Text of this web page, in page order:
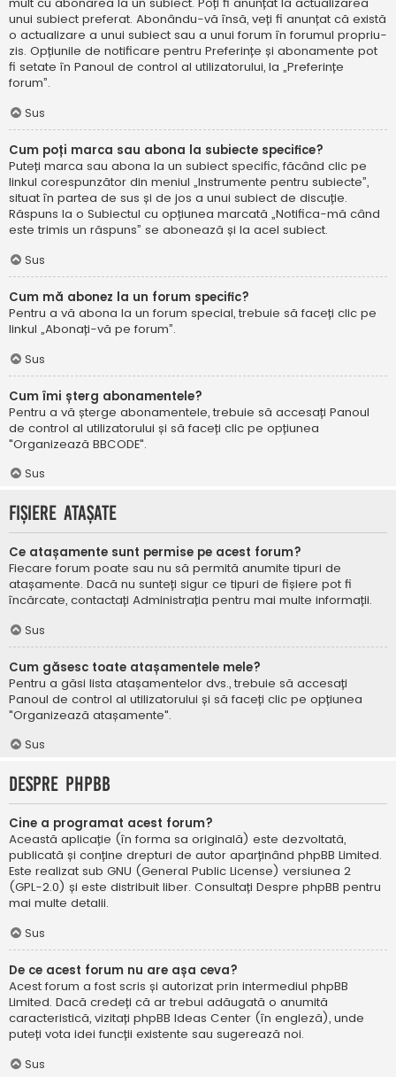
mult cu abonarea la un subiect. Poți fi anunțat la actualizarea
unui subiect preferat. Abonându-vă însă, veți fi anunțat că există
o actualizare a unui subiect sau a unui forum în forumul propriu-
zis. Opțiunile de notificare pentru Preferințe și abonamente pot
fi setate în Panoul de control al utilizatorului, la „Preferințe
forum”.
Sus
Cum poți marca sau abona la subiecte specifice?
Puteți marca sau abona la un subiect specific, făcând clic pe
linkul corespunzător din meniul „Instrumente pentru subiecte”,
situat în partea de sus și de jos a unui subiect de discuție.
Răspuns la o Subiectul cu opțiunea marcată „Notifica-mă când
este trimis un răspuns” se abonează și la acel subiect.
Sus
Cum mă abonez la un forum specific?
Pentru a vă abona la un forum special, trebuie să faceți clic pe
linkul „Abonați-vă pe forum”.
Sus
Cum îmi șterg abonamentele?
Pentru a vă șterge abonamentele, trebuie să accesați Panoul
de control al utilizatorului și să faceți clic pe opțiunea
"Organizează BBCODE".
Sus
Fișiere atașate
Ce atașamente sunt permise pe acest forum?
Fiecare forum poate sau nu să permită anumite tipuri de
atașamente. Dacă nu sunteți sigur ce tipuri de fișiere pot fi
încărcate, contactați Administrația pentru mai multe informații.
Sus
Cum găsesc toate atașamentele mele?
Pentru a găsi lista atașamentelor dvs., trebuie să accesați
Panoul de control al utilizatorului și să faceți clic pe opțiunea
"Organizează atașamente".
Sus
Despre phpBB
Cine a programat acest forum?
Această aplicație (în forma sa originală) este dezvoltată,
publicată și conține drepturi de autor aparținând phpBB Limited.
Este realizat sub GNU (General Public License) versiunea 2
(GPL-2.0) și este distribuit liber. Consultați Despre phpBB pentru
mai multe detalii.
Sus
De ce acest forum nu are așa ceva?
Acest forum a fost scris și autorizat prin intermediul phpBB
Limited. Dacă credeți că ar trebui adăugată o anumită
caracteristică, vizitați phpBB Ideas Center (în engleză), unde
puteți vota idei funcții existente sau sugerează noi.
Sus